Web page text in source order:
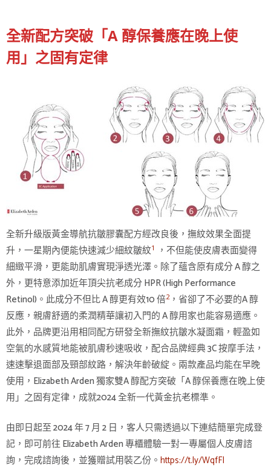
全新配方突破「A 醇保養應在晚上使
用」之固有定律
全新升級版黃金導航抗皺膠囊配方經改良後，撫紋效果全面提
升，一星期內便能快速減少細紋皺紋1
，不但能使皮膚表面變得
細緻平滑，更能助肌膚實現淨透光澤。除了蘊含原有成分 A 醇之
外，更特意添加近年頂尖抗老成分 HPR (High Performance
Retinol)。此成分不但比 A 醇更有效10 倍2，省卻了不必要的A 醇
反應，親膚舒適的柔潤精華讓初入門的 A 醇用家也能容易適應。
此外，品牌更沿用相同配方研發全新撫紋抗皺水凝面霜，輕盈如
空氣的水感質地能被肌膚秒速吸收，配合品牌經典 3C 按摩手法，
速速擊退面部及頸部紋路，解決年齡破綻。兩款產品均能在早晚
使用，Elizabeth Arden 獨家雙A 醇配方突破「A 醇保養應在晚上使
用」之固有定律，成就2024 全新一代黃金抗老標準。
由即日起至 2024 年 7 月 2 日，客人只需透過以下連結簡單完成登
記，即可前往 Elizabeth Arden 專櫃體驗一對一專屬個人皮膚諮
詢，完成諮詢後，並獲贈試用裝乙份。 https://t.ly/WqfFl